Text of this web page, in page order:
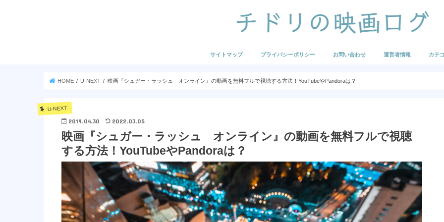
サイトマップ プライバシーポリシー お問い合わせ 運営者情報 カテ
HOME
U-NEXT 映画『シュガー・ラッシュ オンライン』の動画を無料フルで視聴する方法！YouTubeやPandoraは？
U-NEXT
2019.04.30 2022.03.05
映画『シュガー・ラッシュ オンライン』の動画を無料フルで視聴
する方法！YouTubeやPandoraは？